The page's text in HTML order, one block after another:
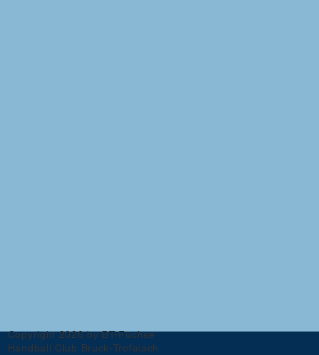
Copyright 2026 by BT-Füchse
Handball Club Bruck-Trofaiach